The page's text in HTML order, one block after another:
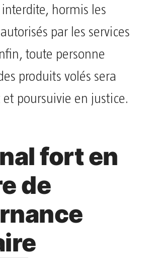
hormis les
par les services
toute personne
produits volés sera
poursuivie en justice.
fort en
de